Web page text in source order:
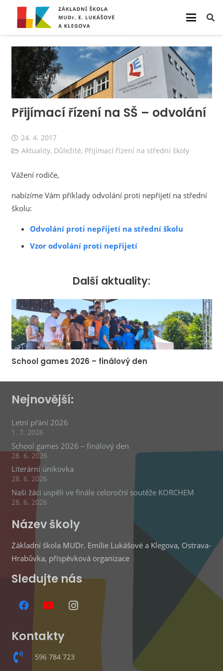
Přijímací řízení na SŠ – odvolání
24. 4. 2017
Aktuality, Důležité, Přijímací řízení na střední školy
Vážení rodiče,
nabízíme Vám příklady odvolání proti nepřijetí na střední
školu:
Odvolání proti nepřijetí na střední školu
Vzor odvolání proti nepřijetí
Další aktuality:
School games 2026 – finálový den
Nejnovější:
Letní přání 2026
1. 7. 2026
School games 2026 – finálový den
28. 6. 2026
Literární únikovka
28. 6. 2026
Naši žáci uspěli ve finále celoroční soutěže KORCHEM
28. 6. 2026
Název školy
Základní škola MUDr. Emílie Lukášové a Klegova, Ostrava-
Hrabůvka, příspěvková organizace
Sledujte nás
Kontakty
596 784 723